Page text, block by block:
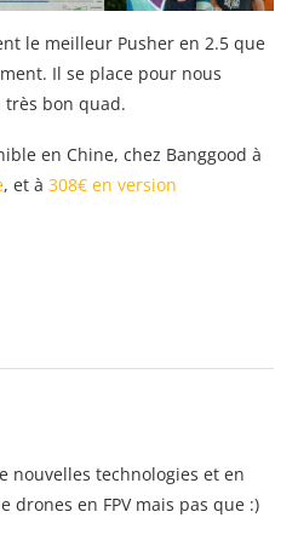
le meilleur Pusher en 2.5 que
Il se place pour nous
très bon quad.
en Chine, chez Banggood à
, et à 308€ en version
nouvelles technologies et en
drones en FPV mais pas que :)